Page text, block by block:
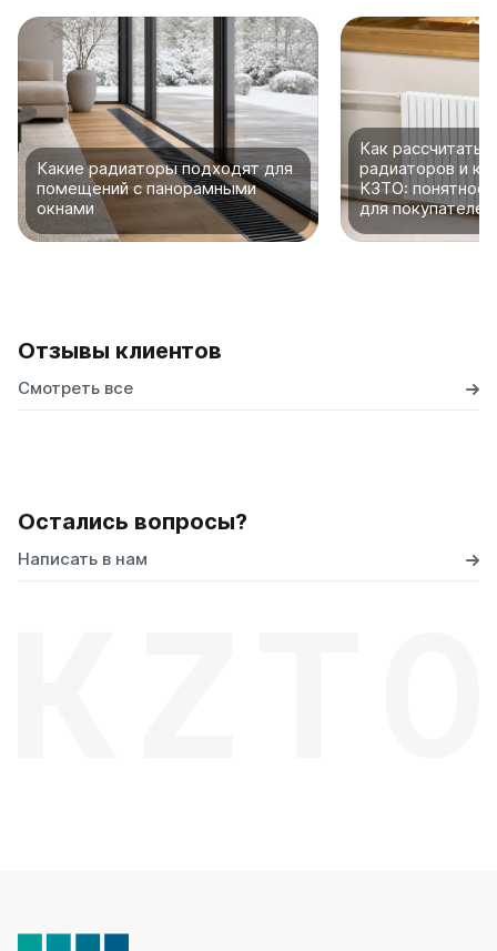
Какие радиаторы подходят для
помещений с панорамными
окнами
Как рассчитать
радиаторов и
КЗТО: понятное
для покупателей
Отзывы клиентов
Смотреть все
Остались вопросы?
Написать в нам